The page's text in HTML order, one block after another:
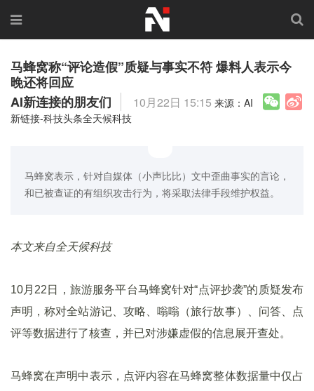
马蜂窝称“评论造假”质疑与事实不符 爆料人表示今
晚还将回应
AI新连接的朋友们
10月22日 15:15 来源：AI
新链接-科技头条全天候科技
马蜂窝表示，针对自媒体（小声比比）文中歪曲事实的言论，
和已被查证的有组织攻击行为，将采取法律手段维护权益。
本文来自全天候科技
10月22日，旅游服务平台马蜂窝针对“点评抄袭”的质疑发布
声明，称对全站游记、攻略、嗡嗡（旅行故事）、问答、点
评等数据进行了核查，并已对涉嫌虚假的信息展开查处。
马蜂窝在声明中表示，点评内容在马蜂窝整体数据量中仅占